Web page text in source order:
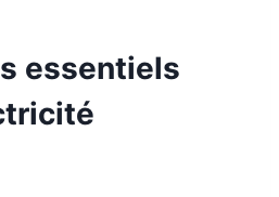
essentiels